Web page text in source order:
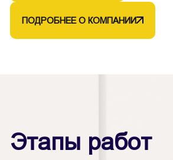
ПОДРОБНЕЕ О КОМПАНИИ
Этапы работ